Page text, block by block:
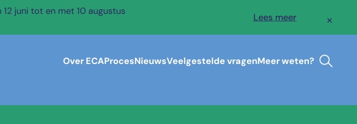
juni tot en met 10 augustus
Lees meer ✕
Over ECAProcesNieuwsVeelgestelde vragenMeer weten?